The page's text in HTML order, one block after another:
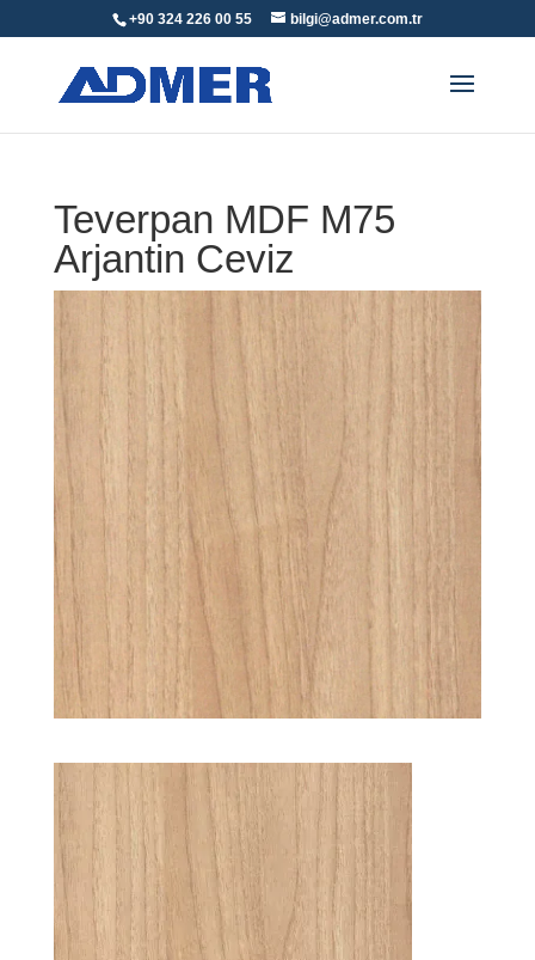
+90 324 226 00 55 bilgi@admer.com.tr
Teverpan MDF M75
Arjantin Ceviz